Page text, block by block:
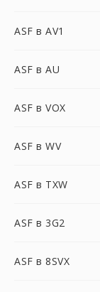
ASF в AV1
ASF в AU
ASF в VOX
ASF в WV
ASF в TXW
ASF в 3G2
ASF в 8SVX